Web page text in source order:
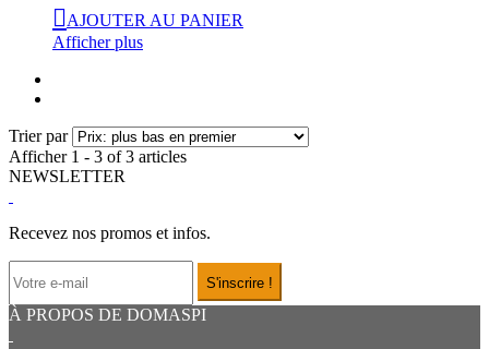
AJOUTER AU PANIER
Afficher plus
Trier par
Afficher 1 - 3 of 3 articles
NEWSLETTER
Recevez nos promos et infos.
S'inscrire !
À PROPOS DE DOMASPI